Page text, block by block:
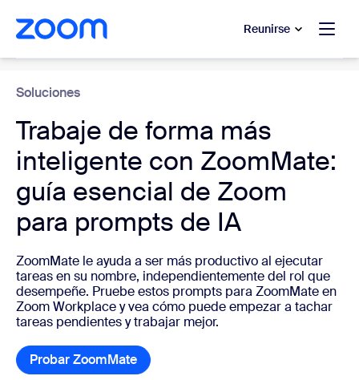
contenido principal
al chat de ayuda Reunirse
Soluciones
Trabaje de forma más
inteligente con ZoomMate:
guía esencial de Zoom
para prompts de IA
ZoomMate le ayuda a ser más productivo al ejecutar
tareas en su nombre, independientemente del rol que
desempeñe. Pruebe estos prompts para ZoomMate en
Zoom Workplace y vea cómo puede empezar a tachar
tareas pendientes y trabajar mejor.
Probar ZoomMate Probar ZoomMate